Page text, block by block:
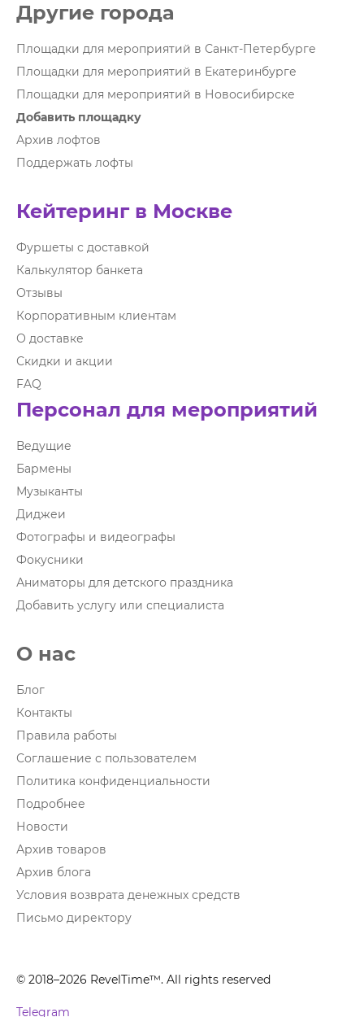
Другие города
Площадки для мероприятий в Санкт-Петербурге
Площадки для мероприятий в Екатеринбурге
Площадки для мероприятий в Новосибирске
Добавить площадку
Архив лофтов
Поддержать лофты
Кейтеринг в Москве
Фуршеты с доставкой
Калькулятор банкета
Отзывы
Корпоративным клиентам
О доставке
Скидки и акции
FAQ
Персонал для мероприятий
Ведущие
Бармены
Музыканты
Диджеи
Фотографы и видеографы
Фокусники
Аниматоры для детского праздника
Добавить услугу или специалиста
О нас
Блог
Контакты
Правила работы
Соглашение с пользователем
Политика конфиденциальности
Подробнее
Новости
Архив товаров
Архив блога
Условия возврата денежных средств
Письмо директору
© 2018–2026 RevelTime™. All rights reserved
Telegram